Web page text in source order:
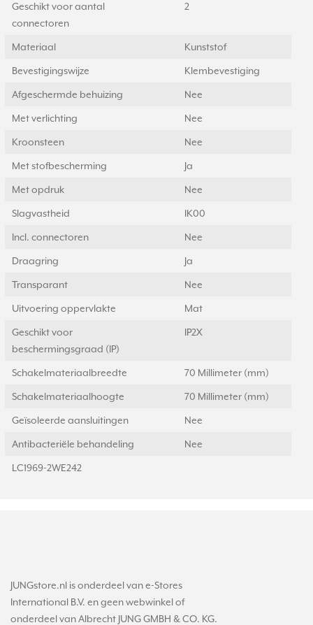
Geschikt voor aantal
connectoren
2
Materiaal Kunststof
Bevestigingswijze Klembevestiging
Afgeschermde behuizing Nee
Met verlichting Nee
Kroonsteen Nee
Met stofbescherming Ja
Met opdruk Nee
Slagvastheid IK00
Incl. connectoren Nee
Draagring Ja
Transparant Nee
Uitvoering oppervlakte Mat
Geschikt voor
beschermingsgraad (IP)
IP2X
Schakelmateriaalbreedte 70 Millimeter (mm)
Schakelmateriaalhoogte 70 Millimeter (mm)
Geïsoleerde aansluitingen Nee
Antibacteriële behandeling Nee
LC1969-2WE242
JUNGstore.nl is onderdeel van e-Stores
International B.V. en geen webwinkel of
onderdeel van Albrecht JUNG GMBH & CO. KG.